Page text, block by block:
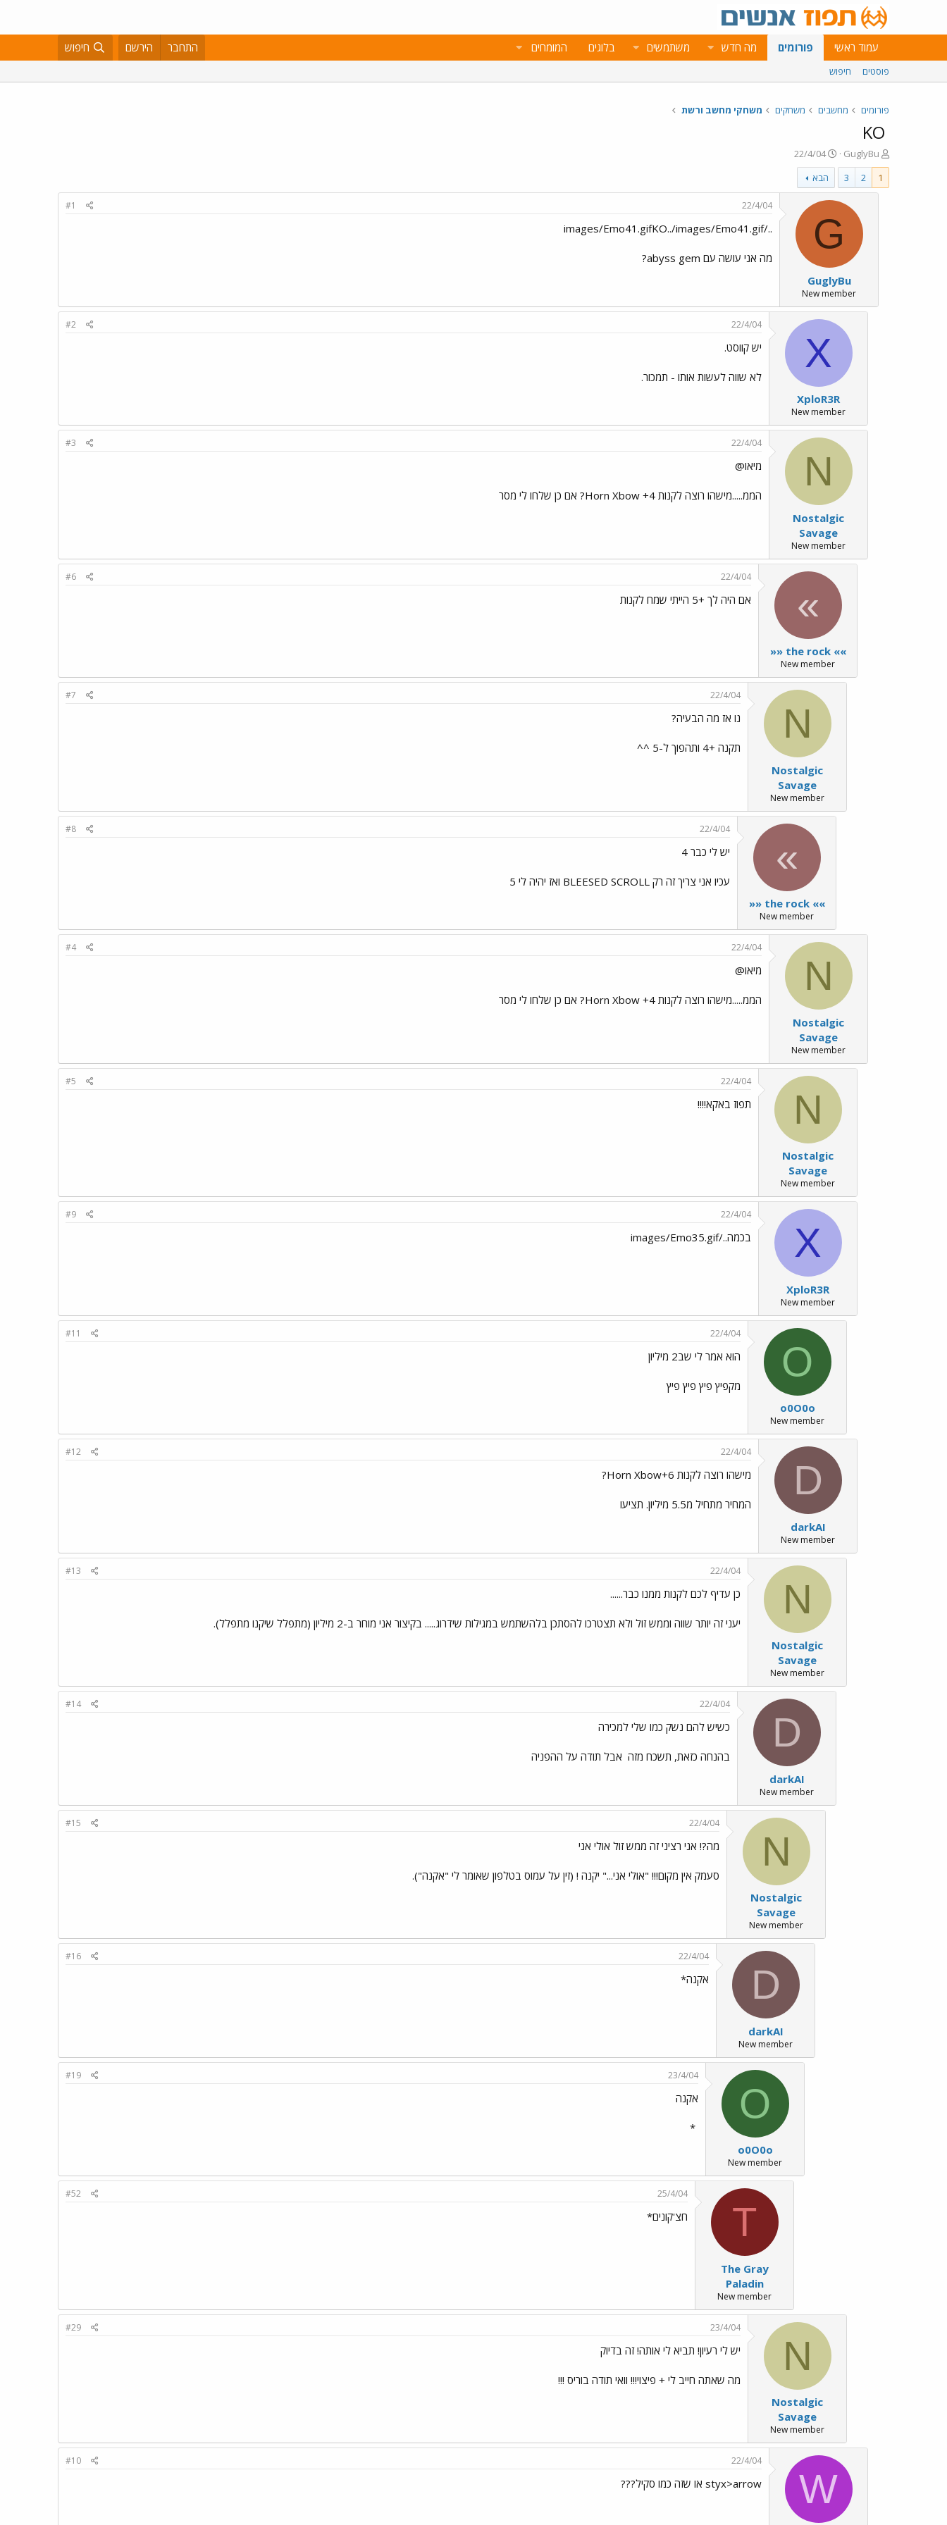
עמוד ראשי פורומים מה חדש משתמשים בלוגים המומחים התחבר הירשם חיפוש
פוסטים חיפוש
פורומים מחשבים משחקים משחקי מחשב ורשת
פ
ו
ת
ח
GuglyBu
פ
ו
ר
ס
ם
ב
ת
א
י
ך
22/4/04
1
2
3 הבא
G
GuglyBu
New member
22/4/04
#1
../images/Emo41.gifKO../images/Emo41.gif
מה אני עושה עם abyss gem?
X
XploR3R
New member
22/4/04
#2
יש קווסט.
לא שווה לעשות אותו - תמכור.
N
Nostalgic
Savage
New member
22/4/04
#3
מיאו@
הממ.....מישהו רוצה לקנות Horn Xbow +4? אם כן שלחו לי מסר
»
»» the rock ««
New member
22/4/04
#6
אם היה לך +5 הייתי שמח לקנות
N
Nostalgic
Savage
New member
22/4/04
#7
נו אז מה הבעיה?
תקנה +4 ותהפוך ל-5 ^^
»
»» the rock ««
New member
22/4/04
#8
יש לי כבר 4
עכיו אני צריך זה רק BLEESED SCROLL ואז יהיה לי 5
N
Nostalgic
Savage
New member
22/4/04
#4
מיאו@
הממ.....מישהו רוצה לקנות Horn Xbow +4? אם כן שלחו לי מסר
N
Nostalgic
Savage
New member
22/4/04
#5
תפוז באקא!!!!
X
XploR3R
New member
22/4/04
#9
בכמה../images/Emo35.gif
O
o0O0o
New member
22/4/04
#11
הוא אמר לי שב2 מיליון
מקפיץ פיץ פיץ פיץ
D
darkAI
New member
22/4/04
#12
מישהו רוצה לקנות Horn Xbow+6?
המחיר מתחיל מ5.5 מיליון. תציעו
N
Nostalgic
Savage
New member
22/4/04
#13
כן עדיף לכם לקנות ממנו כבר......
יעני זה יותר שווה וממש זול ולא תצטרכו להסתכן בלהשתמש במגילות שידרוג..... בקיצור אני מוחר ב-2 מיליון (מתפלל שיקנו מתפלל).
D
darkAI
New member
22/4/04
#14
כשיש להם נשק כמו שלי למכירה
בהנחה כזאת, תשכח מזה אבל תודה על ההפניה
N
Nostalgic
Savage
New member
22/4/04
#15
מה?! אני רציני זה ממש זול אולי אני
סעמק אין מקום!!! "אולי אני..." יקנה ! (זין על עמוס בטלפון שאומר לי "אקנה").
D
darkAI
New member
22/4/04
#16
אקנה*
O
o0O0o
New member
23/4/04
#19
אקנה
*
T
The Gray
Paladin
New member
25/4/04
#52
חצ'קונים*
N
Nostalgic
Savage
New member
23/4/04
#29
יש לי רעיון! תביא לי אותה! זה בדיוק
מה שאתה חייב לי + פיצוי!!! וואי תודה בוריס !!!
W
22/4/04
#10
styx>arrow או שזה כמו סקיל???